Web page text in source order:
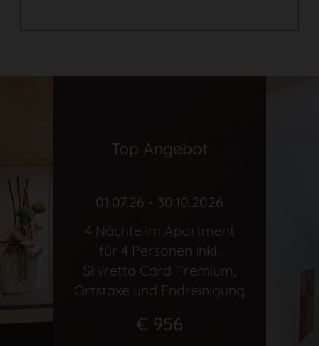
Top Angebot
01.07.26 - 30.10.2026
4 Nächte im Apartment
für 4 Personen inkl.
Silvretta Card Premium,
Ortstaxe und Endreinigung
€ 956